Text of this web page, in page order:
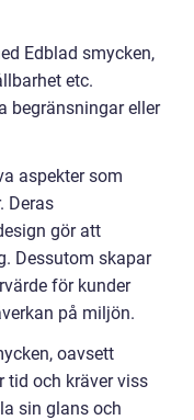
Edblad smycken,
etc.
begränsningar eller
aspekter som
Deras
gör att
Dessutom skapar
för kunder
på miljön.
oavsett
tid och kräver viss
sin glans och